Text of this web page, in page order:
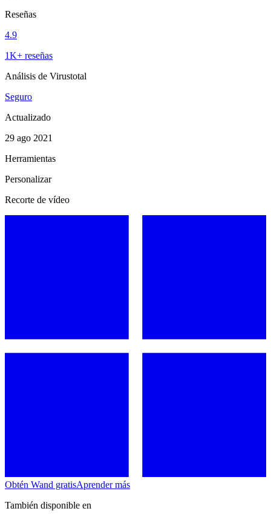
Reseñas
4.9
1K+ reseñas
Análisis de Virustotal
Seguro
Actualizado
29 ago 2021
Herramientas
Personalizar
Recorte de vídeo
Obtén Wand gratisAprender más
También disponible en